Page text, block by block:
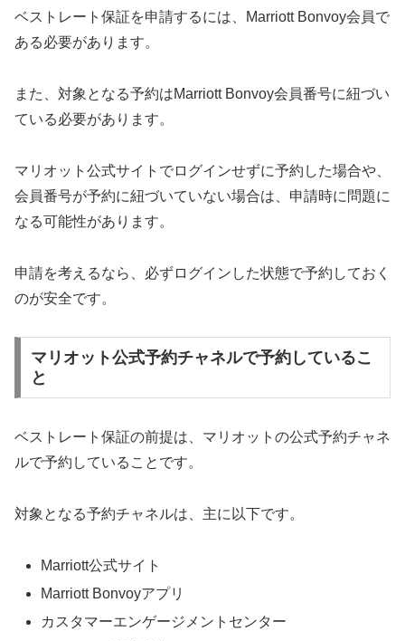
ベストレート保証を申請するには、Marriott Bonvoy会員で
ある必要があります。
また、対象となる予約はMarriott Bonvoy会員番号に紐づい
ている必要があります。
マリオット公式サイトでログインせずに予約した場合や、
会員番号が予約に紐づいていない場合は、申請時に問題に
なる可能性があります。
申請を考えるなら、必ずログインした状態で予約しておく
のが安全です。
マリオット公式予約チャネルで予約しているこ
と
ベストレート保証の前提は、マリオットの公式予約チャネ
ルで予約していることです。
対象となる予約チャネルは、主に以下です。
Marriott公式サイト
Marriott Bonvoyアプリ
カスタマーエンゲージメントセンター